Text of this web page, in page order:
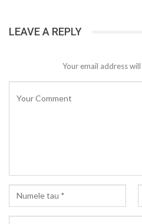
LEAVE A REPLY
Your email address